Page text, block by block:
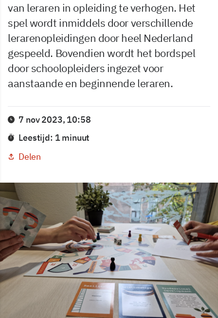
van leraren in opleiding te verhogen. Het
spel wordt inmiddels door verschillende
lerarenopleidingen door heel Nederland
gespeeld. Bovendien wordt het bordspel
door schoolopleiders ingezet voor
aanstaande en beginnende leraren.
7 nov 2023, 10:58
Leestijd: 1 minuut
Delen